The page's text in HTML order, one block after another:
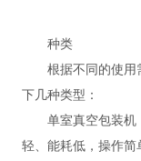
种类
根据不同的使用
下几种类型：
单室真空包装机
轻、能耗低，操作简